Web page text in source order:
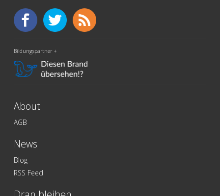
Bildungspartner +
About
AGB
News
Blog
RSS Feed